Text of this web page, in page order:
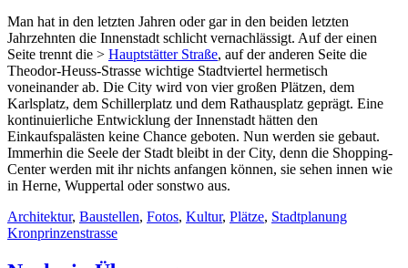
Man hat in den letzten Jahren oder gar in den beiden letzten
Jahrzehnten die Innenstadt schlicht vernachlässigt. Auf der einen
Seite trennt die > Hauptstätter Straße, auf der anderen Seite die
Theodor-Heuss-Strasse wichtige Stadtviertel hermetisch
voneinander ab. Die City wird von vier großen Plätzen, dem
Karlsplatz, dem Schillerplatz und dem Rathausplatz geprägt. Eine
kontinuierliche Entwicklung der Innenstadt hätten den
Einkaufspalästen keine Chance geboten. Nun werden sie gebaut.
Immerhin die Seele der Stadt bleibt in der City, denn die Shopping-
Center werden mit ihr nichts anfangen können, sie sehen innen wie
in Herne, Wuppertal oder sonstwo aus.
Architektur, Baustellen, Fotos, Kultur, Plätze, Stadtplanung
Kronprinzenstrasse